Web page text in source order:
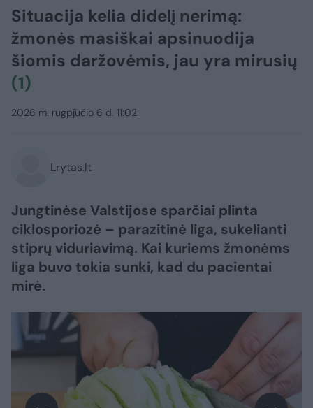
Situacija kelia didelį nerimą:
žmonės masiškai apsinuodija
šiomis daržovėmis, jau yra mirusių
(1)
2026 m. rugpjūčio 6 d. 11:02
Lrytas.lt
Jungtinėse Valstijose sparčiai plinta
ciklosporiozė – parazitinė liga, sukelianti
stiprų viduriavimą. Kai kuriems žmonėms
liga buvo tokia sunki, kad du pacientai
mirė.